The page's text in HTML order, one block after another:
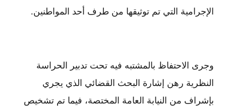
الإجرامية التي تم توثيقها من طرف أحد المواطنين.
وجرى الاحتفاظ بالمشتبه فيه تحت تدبير الحراسة
النظرية رهن إشارة البحث القضائي الذي يجري
بإشراف من النيابة العامة المختصة، فيما تم تشخيص